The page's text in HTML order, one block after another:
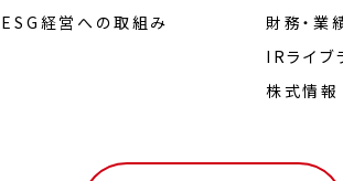
ESG経営への取組み
財務・業
IRライブ
株式情報